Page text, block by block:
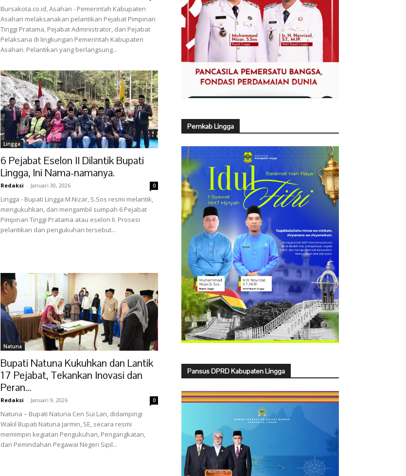
Bursakota.co.id, Asahan - Pemerintah Kabupaten
Asahan melaksanakan pelantikan Pejabat Pimpinan
Tinggi Pratama, Pejabat Administrator, dan Pejabat
Pelaksana di lingkungan Pemerintah Kabupaten
Asahan. Pelantikan yang berlangsung...
Lingga
6 Pejabat Eselon II Dilantik Bupati
Lingga, Ini Nama-namanya.
Redaksi - Januari 30, 2026 0
Lingga - Bupati Lingga M.Nizar, S.Sos resmi melantik,
mengukuhkan, dan mengambil sumpah 6 Pejabat
Pimpinan Tinggi Pratama atau eselon II. Prosesi
pelantikan dan pengukuhan tersebut...
Natuna
Bupati Natuna Kukuhkan dan Lantik
17 Pejabat, Tekankan Inovasi dan
Peran...
Redaksi - Januari 9, 2026 0
Natuna – Bupati Natuna Cen Sui Lan, didampingi
Wakil Bupati Natuna Jarmin, SE, secara resmi
memimpin kegiatan Pengukuhan, Pengangkatan,
dan Pemindahan Pegawai Negeri Sipil...
Pemkab Lingga
Pansus DPRD Kabupaten Lingga